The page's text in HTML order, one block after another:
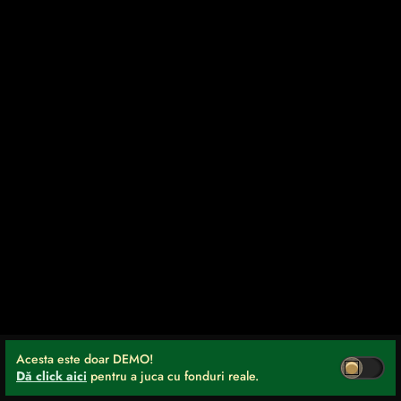
Acesta este doar DEMO!
Dă click aici pentru a juca cu fonduri reale.